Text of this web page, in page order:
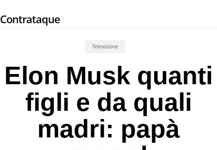
to
Contrataque
Televisione
Elon Musk quanti
figli e da quali
madri: papà